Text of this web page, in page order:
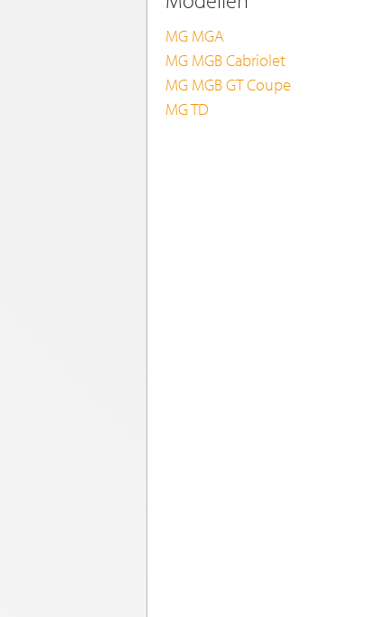
MG MGA
MG MGB Cabriolet
MG MGB GT Coupe
MG TD